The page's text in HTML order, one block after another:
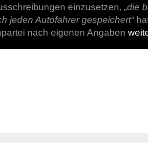
einzusetzen, „die
jeden Autofahrer gespeichert“
nach eigenen Angaben